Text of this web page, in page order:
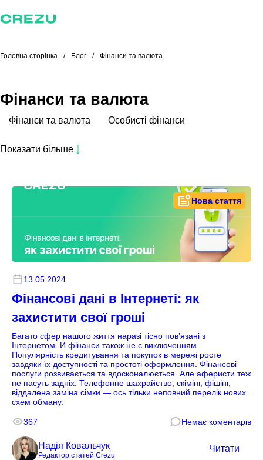
Головна сторінка Блог Фінанси та валюта
Фінанси та валюта
Фінанси та валюта Особисті фінанси
Показати більше
Нова стаття
13.05.2024
Фінансові дані в Інтернеті: як
захистити свої гроші
Багато сфер нашого життя наразі тісно пов’язані з
Інтернетом. И фінанси також не є виключенням.
Популярність кредитування та покупок в мережі росте
завдяки їх доступності та простоті оформлення. Фінансові
послуги розвивається та вдосконалюється. Але аферисти теж
не пасуть задніх. Телефонне шахрайство, скімінг, фішінг,
віддалена заміна сімки — ось тільки неповний перелік нових
схем обману.
367 Немає коментарів
Надія Ковальчук
Редактор статей Crezu
Читати